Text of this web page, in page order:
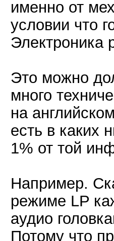
именно от
условии что
Электроника
Это можно
много
на
есть в каких
1% от той
Например.
режиме LP
аудио
Потому что